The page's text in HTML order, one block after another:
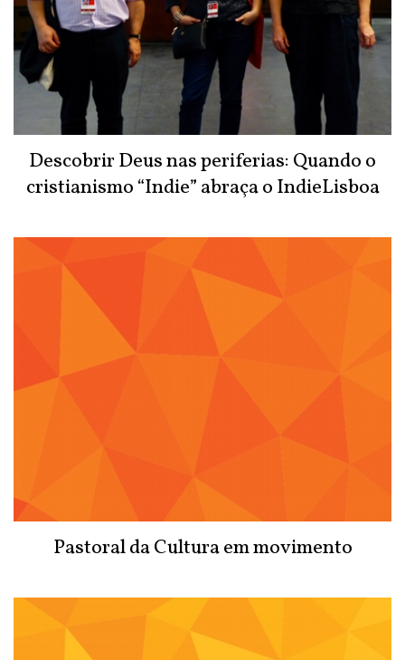
Descobrir Deus nas periferias: Quando o
cristianismo “Indie” abraça o IndieLisboa
Pastoral da Cultura em movimento